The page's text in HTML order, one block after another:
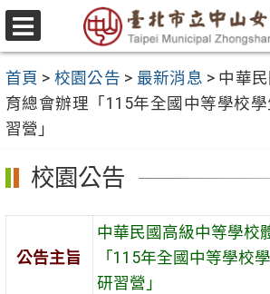
跳
至
要
內
容
區
選
單
首頁 > 校園公告 > 最新消息 > 中華
育總會辦理「115年全國中等學校
習營」
校園公告
公告主旨
中華民國高級中等學校
「115年全國中等學校
研習營」